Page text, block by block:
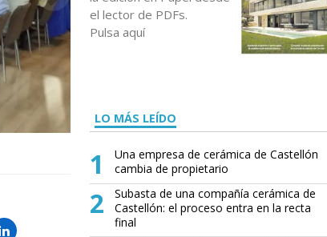
el lector de PDFs.
Pulsa aquí
LO MÁS LEÍDO
1
Una empresa de cerámica de Castellón
cambia de propietario
2
Subasta de una compañía cerámica de
Castellón: el proceso entra en la recta
final